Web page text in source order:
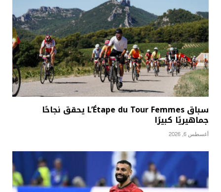
سباق L’Étape du Tour Femmes يحقق نجاحًا
جماهيريًا كبيرًا
أغسطس 6, 2026